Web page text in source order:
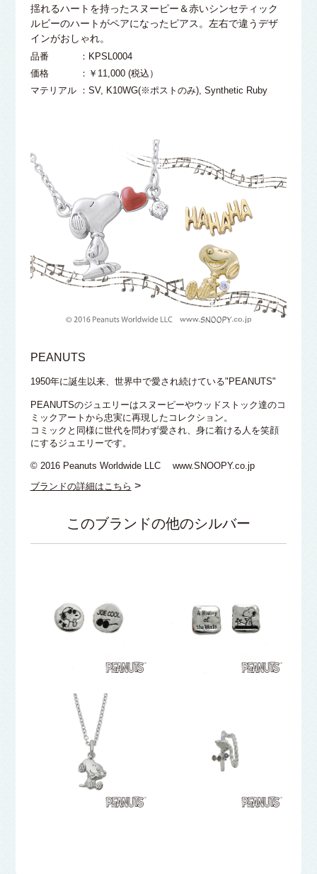
揺れるハートを持ったスヌーピー＆赤いシンセティック
ルビーのハートがペアになったピアス。左右で違うデザ
インがおしゃれ。
品番 ：KPSL0004
価格 ：￥11,000 (税込）
マテリアル ：SV, K10WG(※ポストのみ), Synthetic Ruby
PEANUTS
1950年に誕生以来、世界中で愛され続けている"PEANUTS"
PEANUTSのジュエリーはスヌーピーやウッドストック達のコ
ミックアートから忠実に再現したコレクション。
コミックと同様に世代を問わず愛され、身に着ける人を笑顔
にするジュエリーです。
© 2016 Peanuts Worldwide LLC www.SNOOPY.co.jp
ブランドの詳細はこちら >
このブランドの他のシルバー